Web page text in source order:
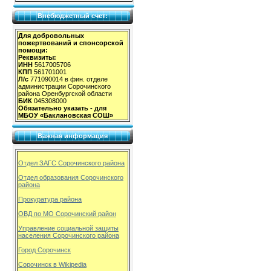
Внебюджетный счет:
Для добровольных
пожертвований и спонсорской
помощи:
Реквизиты:
ИНН 5617005706
КПП 561701001
Л/с 771090014 в фин. отделе
администрации Сорочинского
района Оренбургской области
БИК 045308000
Обязательно указать - для
МБОУ «Баклановская СОШ»
Важная информация
Отдел ЗАГС Сорочинского района
Отдел образования Сорочинского
района
Прокуратура района
ОВД по МО Сорочинский район
Управление социальной защиты
населения Сорочинского района
Город Сорочинск
Сорочинск в Wikipedia